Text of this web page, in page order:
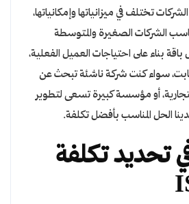
تختلف في ميزانياتها وإمكانياتها،
الشركات الصغيرة والمتوسطة
بناء على احتياجات العميل الفعلية،
سواء كنت شركة ناشئة تبحث عن
أو مؤسسة كبيرة تسعى لتطوير
الحل المناسب بأفضل تكلفة.
تحديد تكلفة